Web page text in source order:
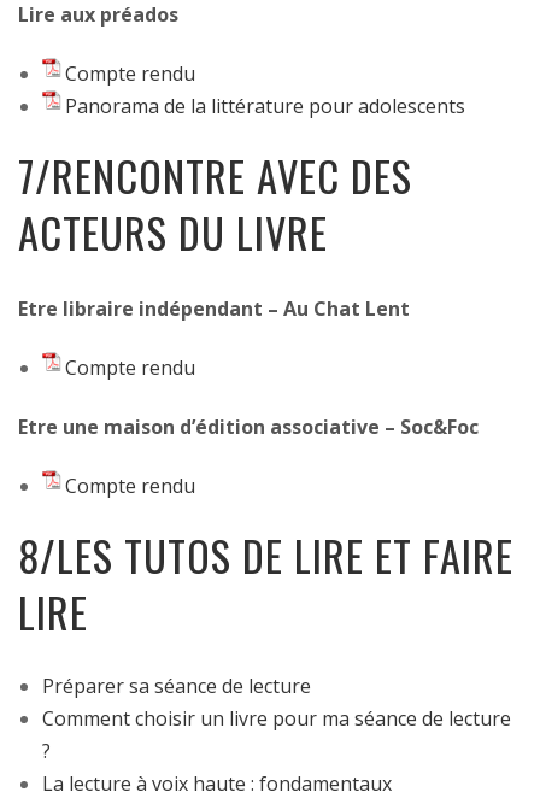
Lire aux préados
Compte rendu
Panorama de la littérature pour adolescents
7/RENCONTRE AVEC DES
ACTEURS DU LIVRE
Etre libraire indépendant – Au Chat Lent
Compte rendu
Etre une maison d’édition associative – Soc&Foc
Compte rendu
8/LES TUTOS DE LIRE ET FAIRE
LIRE
Préparer sa séance de lecture
Comment choisir un livre pour ma séance de lecture
?
La lecture à voix haute : fondamentaux